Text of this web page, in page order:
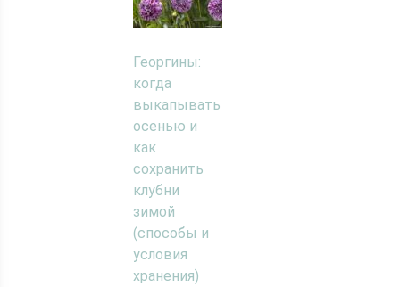
Георгины:
когда
выкапывать
осенью и
как
сохранить
клубни
зимой
(способы и
условия
хранения)